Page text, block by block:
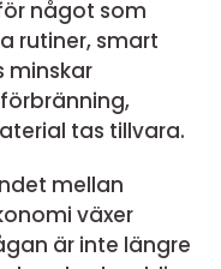
något som
rutiner, smart
minskar
tas tillvara.
mellan
växer
är inte längre